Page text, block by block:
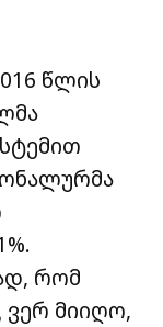
წლის
რომ
ვერ მიიღო,